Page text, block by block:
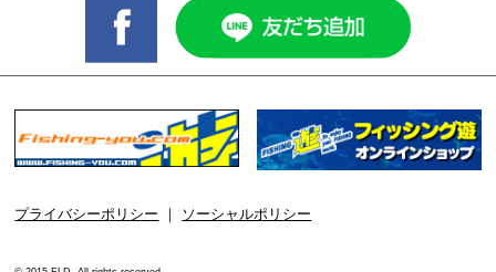
プライバシーポリシー ｜ ソーシャルポリシー